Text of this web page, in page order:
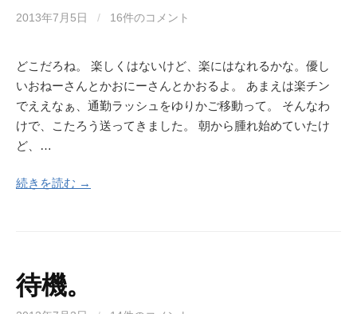
2013年7月5日 / 16件のコメント
どこだろね。 楽しくはないけど、楽にはなれるかな。優し
いおねーさんとかおにーさんとかおるよ。 あまえは楽チン
でええなぁ、通勤ラッシュをゆりかご移動って。 そんなわ
けで、こたろう送ってきました。 朝から腫れ始めていたけ
ど、…
続きを読む →
待機。